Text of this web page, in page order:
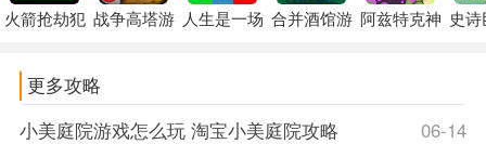
火箭抢劫犯 战争高塔游 人生是一场 合并酒馆游 阿兹特克神 史
更多攻略
06-14
小美庭院游戏怎么玩 淘宝小美庭院攻略